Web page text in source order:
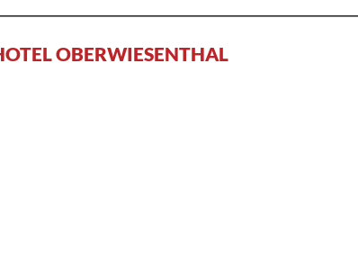
OBERWIESENTHAL